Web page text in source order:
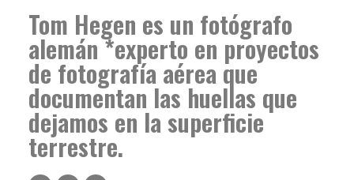
Tom Hegen es un fotógrafo
alemán *experto en proyectos
de fotografía aérea que
documentan las huellas que
dejamos en la superficie
terrestre.